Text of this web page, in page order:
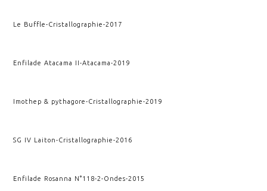
Le Buffle-Cristallographie-2017
Enfilade Atacama II-Atacama-2019
Imothep & pythagore-Cristallographie-2019
SG IV Laiton-Cristallographie-2016
Enfilade Rosanna N°118-2-Ondes-2015